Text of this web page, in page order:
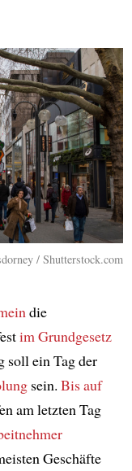
/ Shutterstock.com
die
im Grundgesetz
soll ein Tag der
sein. Bis auf
am letzten Tag
Geschäfte